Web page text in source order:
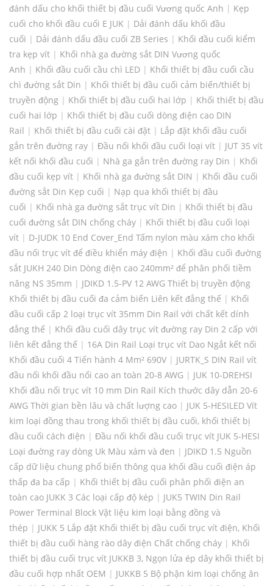
đánh dấu cho khối thiết bị đầu cuối Vương quốc Anh | Kẹp
cuối cho khối đầu cuối E JUK | Dải đánh dấu khối đầu
cuối | Dải đánh dấu đầu cuối ZB Series | Khối đầu cuối kiểm
tra kẹp vít | Khối nhà ga đường sắt DIN Vương quốc
Anh | Khối đầu cuối cầu chì LED | Khối thiết bị đầu cuối cầu
chì đường sắt Din | Khối thiết bị đầu cuối cảm biến/thiết bị
truyền động | Khối thiết bị đầu cuối hai lớp | Khối thiết bị đầu
cuối hai lớp | Khối thiết bị đầu cuối dòng điện cao DIN
Rail | Khối thiết bị đầu cuối cài đặt | Lắp đặt khối đầu cuối
gắn trên đường ray | Đầu nối khối đầu cuối loại vít | JUT 35 vít
kết nối khối đầu cuối | Nhà ga gắn trên đường ray Din | Khối
đầu cuối kẹp vít | Khối nhà ga đường sắt DIN | Khối đầu cuối
đường sắt Din Kẹp cuối | Nạp qua khối thiết bị đầu
cuối | Khối nhà ga đường sắt trục vít Din | Khối thiết bị đầu
cuối đường sắt DIN chống cháy | Khối thiết bị đầu cuối loại
vít | D-JUDK 10 End Cover_End Tấm nylon màu xám cho khối
đầu nối trục vít để điều khiển máy điện | Khối đầu cuối đường
sắt JUKH 240 Din Dòng điện cao 240mm² để phân phối tiềm
năng NS 35mm | JDIKD 1.5-PV 12 AWG Thiết bị truyền động
Khối thiết bị đầu cuối đa cảm biến Liên kết đẳng thế | Khối
đầu cuối cấp 2 loại trục vít 35mm Din Rail với chất kết dính
đẳng thế | Khối đầu cuối dây trục vít đường ray Din 2 cấp với
liên kết đẳng thế | 16A Din Rail Loại trục vít Dao Ngắt kết nối
Khối đầu cuối 4 Tiến hành 4 Mm² 690V | JURTK_S DIN Rail vít
đầu nối khối đầu nối cao an toàn 20-8 AWG | JUK 10-DREHSI
Khối đầu nối trục vít 10 mm Din Rail Kích thước dây dẫn 20-6
AWG Thời gian bền lâu và chất lượng cao | JUK 5-HESILED Vít
kim loại đồng thau trong khối thiết bị đầu cuối, khối thiết bị
đầu cuối cách điện | Đầu nối khối đầu cuối trục vít JUK 5-HESI
Loại đường ray dòng Uk Màu xám và đen | JDIKD 1.5 Nguồn
cấp dữ liệu chung phổ biến thông qua khối đầu cuối điện áp
thấp đa ba cấp | Khối thiết bị đầu cuối phân phối điện an
toàn cao JUKK 3 Các loại cấp độ kép | JUK5 TWIN Din Rail
Power Terminal Block Vật liệu kim loại bằng đồng và
thép | JUKK 5 Lắp đặt Khối thiết bị đầu cuối trục vít điện, Khối
thiết bị đầu cuối hàng rào dây điện Chất chống cháy | Khối
thiết bị đầu cuối trục vít JUKKB 3, Ngọn lửa ép dây khối thiết bị
đầu cuối hợp nhất OEM | JUKKB 5 Bộ phận kim loại chống ăn